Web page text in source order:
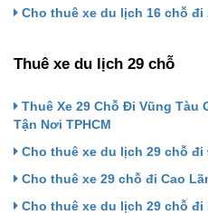
Cho thuê xe du lịch 16 chỗ đi
Thuê xe du lịch 29 chỗ
Thuê Xe 29 Chỗ Đi Vũng Tàu
Tận Nơi TPHCM
Cho thuê xe du lịch 29 chỗ đi
Cho thuê xe 29 chỗ đi Cao
Cho thuê xe du lịch 29 chỗ đi